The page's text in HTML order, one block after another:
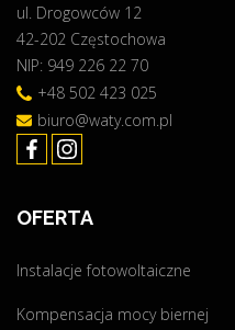
ul. Drogowców 12
42-202 Częstochowa
NIP: 949 226 22 70
+48 502 423 025
biuro@waty.com.pl
OFERTA
Instalacje fotowoltaiczne
Kompensacja mocy biernej